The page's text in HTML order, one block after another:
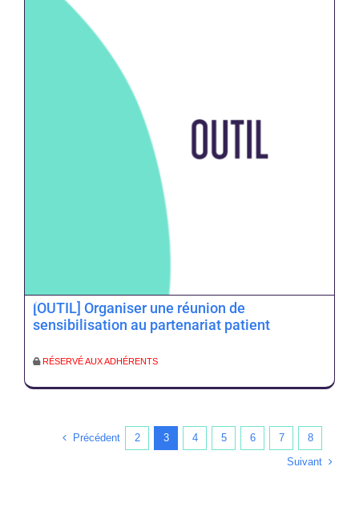
[OUTIL] Organiser une réunion de
sensibilisation au partenariat patient
RÉSERVÉ AUX ADHÉRENTS
Précédent 2 3 4 5 6 7
8
Suivant